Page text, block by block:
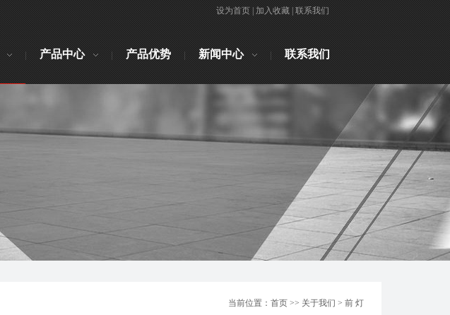
设为首页 加入收藏 联系我们
产品中心 产品优势 新闻中心 联系我们
当前位置：首页 >> 关于我们 > 前 灯